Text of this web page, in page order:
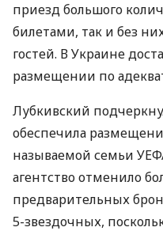
приезд большого
билетами, так и без
гостей. В Украине
размещении по
Лубкивский
обеспечила
называемой семьи
агентство отменило
предварительных
5-звездочных,